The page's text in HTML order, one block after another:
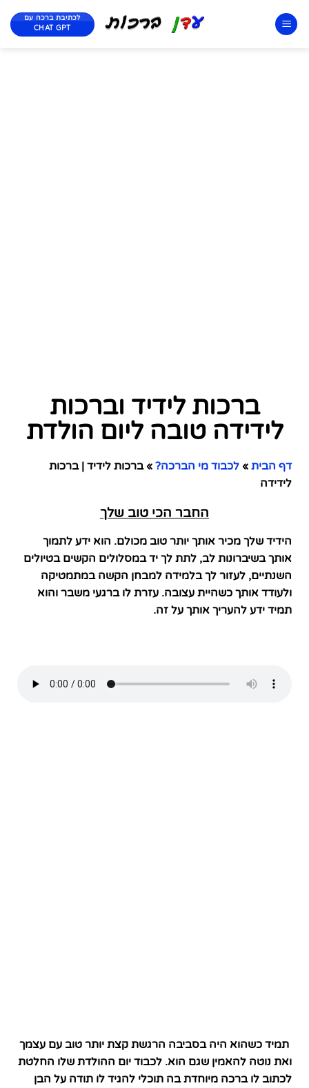
לכתיבת ברכה עם
CHAT GPT
ברכות לידיד וברכות
לידידה טובה ליום הולדת
דף הבית » לכבוד מי הברכה? » ברכות לידיד | ברכות
לידידה
החבר הכי טוב שלך
הידיד שלך מכיר אותך יותר טוב מכולם. הוא ידע לתמוך
אותך בשיברונות לב, לתת לך יד במסלולים הקשים בטיולים
השנתיים, לעזור לך בלמידה למבחן הקשה במתמטיקה
ולעודד אותך כשהיית עצובה. עזרת לו ברגעי משבר והוא
תמיד ידע להעריך אותך על זה.
תמיד כשהוא היה בסביבה הרגשת קצת יותר טוב עם עצמך
ואת נוטה להאמין שגם הוא. לכבוד יום ההולדת שלו החלטת
לכתוב לו ברכה מיוחדת בה תוכלי להגיד לו תודה על הבן